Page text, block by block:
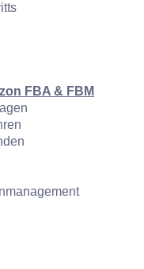
FBA & FBM